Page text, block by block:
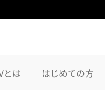
とは はじめての方